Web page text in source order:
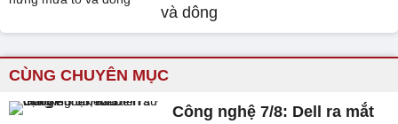
và dông
CÙNG CHUYÊN MỤC
Công nghệ 7/8: Dell ra mắt